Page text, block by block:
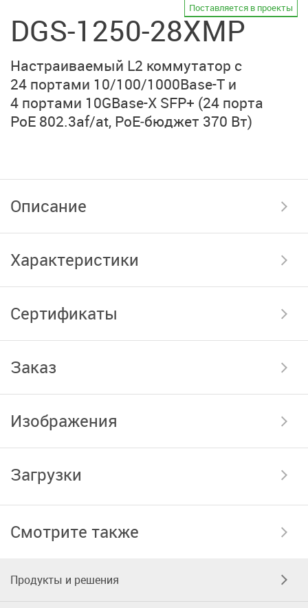
DGS-1250-28XMP
Поставляется в проекты
Настраиваемый L2 коммутатор с
24 портами 10/100/1000Base-T и
4 портами 10GBase-X SFP+ (24 порта
PoE 802.3af/at, PoE‑бюджет 370 Вт)
Описание
Характеристики
Сертификаты
Заказ
Изображения
Загрузки
Смотрите также
Продукты и решения